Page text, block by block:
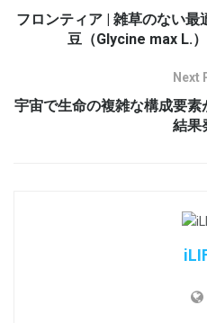
フロンティア | 雑草のない
豆（Glycine max L.
Next
宇宙で生命の複雑な構成要
結果